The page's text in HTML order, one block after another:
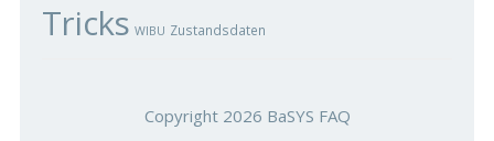
Tricks WIBU Zustandsdaten
Copyright 2026 BaSYS FAQ